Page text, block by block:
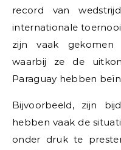
record van
internationale
zijn vaak gekomen
waarbij ze de
Paraguay hebben
Bijvoorbeeld, zijn
hebben vaak de
onder druk te